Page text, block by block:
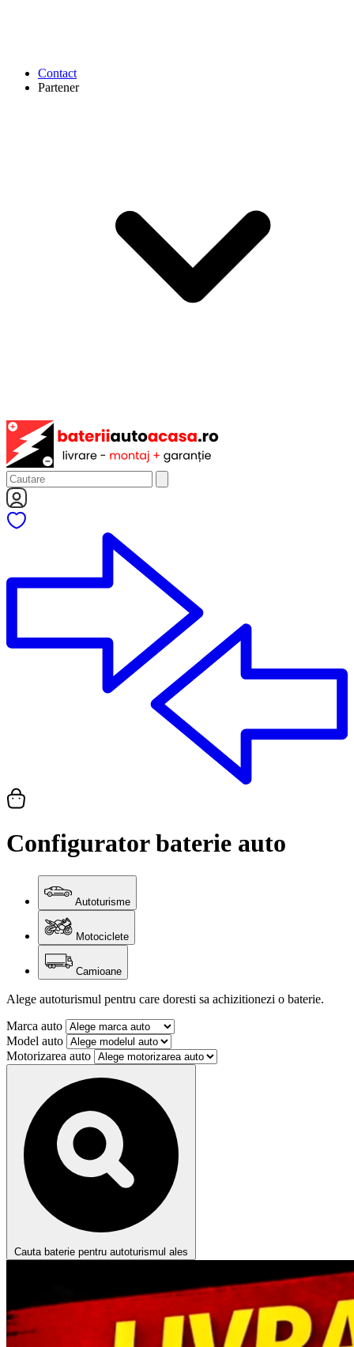
Contact
Partener
Configurator baterie auto
Autoturisme
Motociclete
Camioane
Alege autoturismul pentru care doresti sa achizitionezi o baterie.
Marca auto
Model auto
Motorizarea auto
Cauta baterie pentru autoturismul ales